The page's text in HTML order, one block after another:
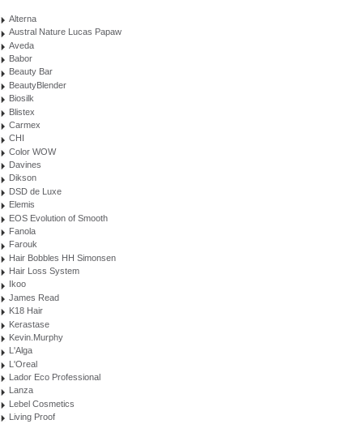
Alterna
Austral Nature Lucas Papaw
Aveda
Babor
Beauty Bar
BeautyBlender
Biosilk
Blistex
Carmex
CHI
Color WOW
Davines
Dikson
DSD de Luxe
Elemis
EOS Evolution of Smooth
Fanola
Farouk
Hair Bobbles HH Simonsen
Hair Loss System
Ikoo
James Read
K18 Hair
Kerastase
Kevin.Murphy
L'Alga
L'Oreal
Lador Eco Professional
Lanza
Lebel Cosmetics
Living Proof